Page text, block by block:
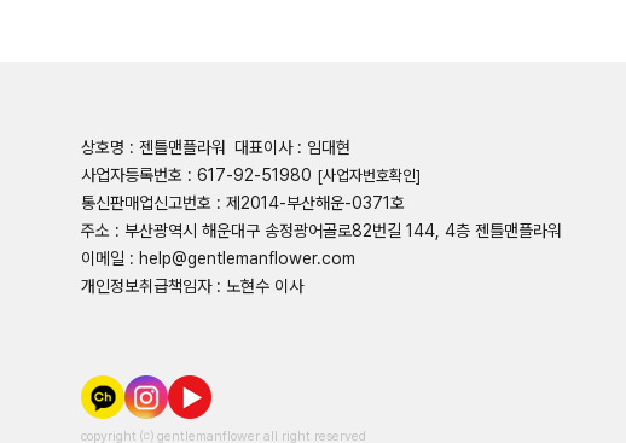
상호명 : 젠틀맨플라워 대표이사 : 임대현
사업자등록번호 : 617-92-51980 [사업자번호확인]
통신판매업신고번호 : 제2014-부산해운-0371호
주소 : 부산광역시 해운대구 송정광어골로82번길 144, 4층 젠틀맨플라워
이메일 : help@gentlemanflower.com
개인정보취급책임자 : 노현수 이사
copyright ⒞ gentlemanflower all right reserved